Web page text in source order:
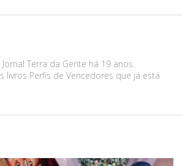
Terra da Gente há 19 anos.
Perfis de Vencedores que já está